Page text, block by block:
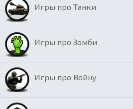
Игры про Танки
Игры про Зомби
Игры про Войну